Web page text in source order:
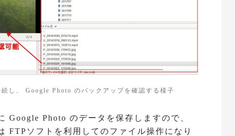
し、 Google Photo のバックアップを確認する様子
Google Photo のデータを保存しますので、
FTPソフトを利用してのファイル操作になり